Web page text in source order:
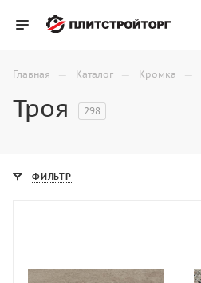
Главная — Каталог — Кромка —
Троя 298
ФИЛЬТР